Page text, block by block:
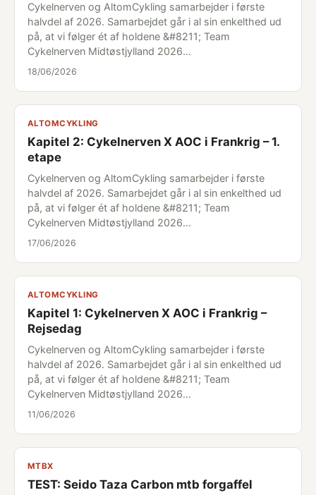
Cykelnerven og AltomCykling samarbejder i første
halvdel af 2026. Samarbejdet går i al sin enkelthed ud
på, at vi følger ét af holdene &#8211; Team
Cykelnerven Midtøstjylland 2026…
18/06/2026
ALTOMCYKLING
Kapitel 2: Cykelnerven X AOC i Frankrig – 1.
etape
Cykelnerven og AltomCykling samarbejder i første
halvdel af 2026. Samarbejdet går i al sin enkelthed ud
på, at vi følger ét af holdene &#8211; Team
Cykelnerven Midtøstjylland 2026…
17/06/2026
ALTOMCYKLING
Kapitel 1: Cykelnerven X AOC i Frankrig –
Rejsedag
Cykelnerven og AltomCykling samarbejder i første
halvdel af 2026. Samarbejdet går i al sin enkelthed ud
på, at vi følger ét af holdene &#8211; Team
Cykelnerven Midtøstjylland 2026…
11/06/2026
MTBX
TEST: Seido Taza Carbon mtb forgaffel